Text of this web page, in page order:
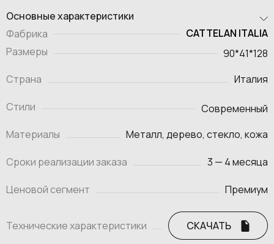
Основные характеристики
Фабрика
CATTELAN ITALIA
Страна Италия
Стили
Современный
Материалы
Металл, дерево, стекло, кожа
Сроки реализации заказа 3 — 4 месяца
Ценовой сегмент Премиум
Технические характеристики СКАЧАТЬ
Размеры 90*41*128